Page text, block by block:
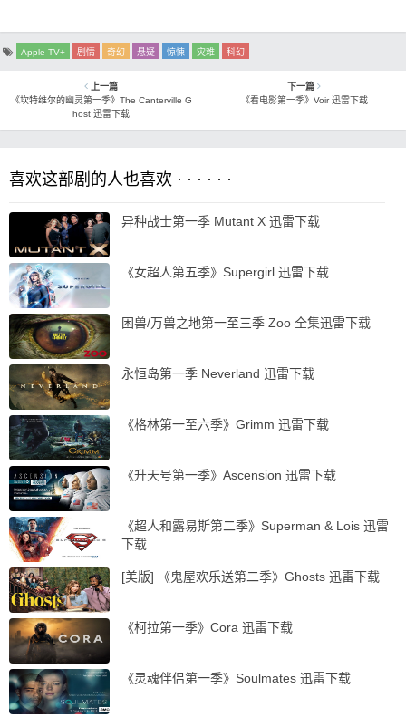
Apple TV+ 剧情 奇幻 悬疑 惊悚 灾难 科幻
上一篇
《坎特维尔的幽灵第一季》The Canterville G
host 迅雷下载
下一篇
《看电影第一季》Voir 迅雷下载
喜欢这部剧的人也喜欢 · · · · · ·
异种战士第一季 Mutant X 迅雷下载
《女超人第五季》Supergirl 迅雷下载
困兽/万兽之地第一至三季 Zoo 全集迅雷下载
永恒岛第一季 Neverland 迅雷下载
《格林第一至六季》Grimm 迅雷下载
《升天号第一季》Ascension 迅雷下载
《超人和露易斯第二季》Superman & Lois 迅雷
下载
[美版] 《鬼屋欢乐送第二季》Ghosts 迅雷下载
《柯拉第一季》Cora 迅雷下载
《灵魂伴侣第一季》Soulmates 迅雷下载